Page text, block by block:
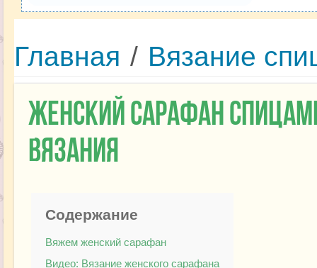
Главная / Вязание
Женский сарафан
вязания
Содержание
Вяжем женский сарафан
Видео: Вязание женского сарафана